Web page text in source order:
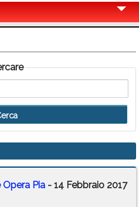
Pia - 14 Febbraio 2017